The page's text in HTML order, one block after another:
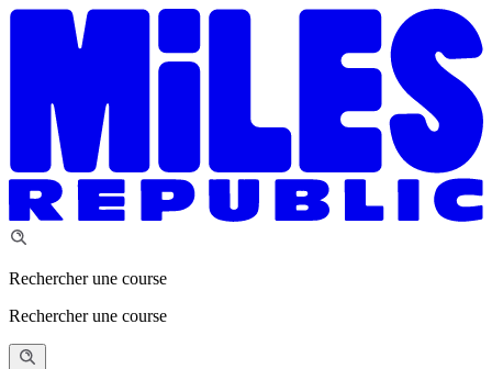
Rechercher une course
Rechercher une course